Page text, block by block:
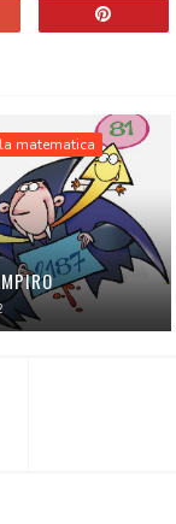
matematica